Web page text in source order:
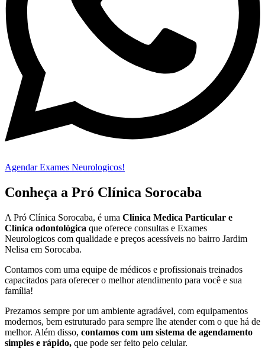
Agendar Exames Neurologicos!
Conheça a Pró Clínica Sorocaba
A Pró Clínica Sorocaba, é uma Clinica Medica Particular e
Clínica odontológica que oferece consultas e Exames
Neurologicos com qualidade e preços acessíveis no bairro Jardim
Nelisa em Sorocaba.
Contamos com uma equipe de médicos e profissionais treinados
capacitados para oferecer o melhor atendimento para você e sua
família!
Prezamos sempre por um ambiente agradável, com equipamentos
modernos, bem estruturado para sempre lhe atender com o que há de
melhor. Além disso, contamos com um sistema de agendamento
simples e rápido, que pode ser feito pelo celular.